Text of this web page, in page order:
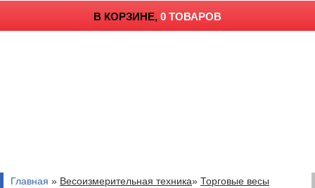
В КОРЗИНЕ, 0 ТОВАРОВ
Главная » Весоизмерительная техника» Торговые весы